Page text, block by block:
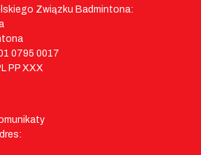
Związku Badmintona:
0795 0017
PP XXX